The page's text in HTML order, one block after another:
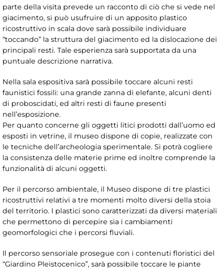
parte della visita prevede un racconto di ciò che si vede nel
giacimento, si può usufruire di un apposito plastico
ricostruttivo in scala dove sarà possibile individuare
“toccando” la struttura del giacimento ed la dislocazione dei
principali resti. Tale esperienza sarà supportata da una
puntuale descrizione narrativa.
Nella sala espositiva sarà possibile toccare alcuni resti
faunistici fossili: una grande zanna di elefante, alcuni denti
di proboscidati, ed altri resti di faune presenti
nell’esposizione.
Per quanto concerne gli oggetti litici prodotti dall’uomo ed
esposti in vetrine, il museo dispone di copie, realizzate con
le tecniche dell’archeologia sperimentale. Si potrà cogliere
la consistenza delle materie prime ed inoltre comprende la
funzionalità di alcuni oggetti.
Per il percorso ambientale, il Museo dispone di tre plastici
ricostruttivi relativi a tre momenti molto diversi della stoia
del territorio. I plastici sono caratterizzati da diversi materiali
che permettono di percepire sia i cambiamenti
geomorfologici che i percorsi fluviali.
Il percorso sensoriale prosegue con i contenuti floristici del
“Giardino Pleistocenico”, sarà possibile toccare le piante